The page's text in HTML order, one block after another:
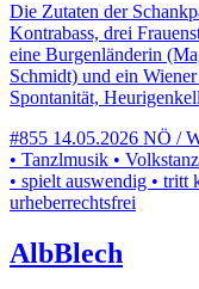
Die Zutaten der
Kontrabass, drei
eine Burgenländerin
Schmidt) und ein
Spontanität,
#855 14.05.2026 NÖ /
• Tanzlmusik •
• spielt auswendig • tritt
urheberrechtsfrei
AlbBlech